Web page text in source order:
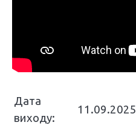
Дата
виходу:
11.09.2025